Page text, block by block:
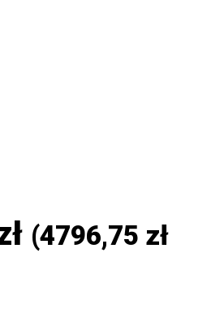
(4796,75 zł